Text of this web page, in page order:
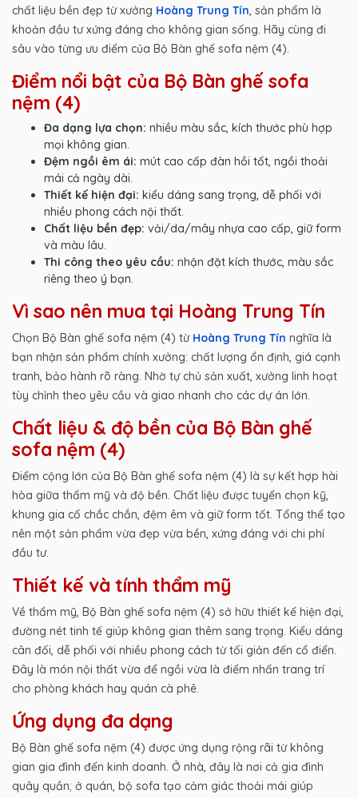
chất liệu bền đẹp từ xưởng Hoàng Trung Tín , sản phẩm là
khoản đầu tư xứng đáng cho không gian sống. Hãy cùng đi
sâu vào từng ưu điểm của Bộ Bàn ghế sofa nệm (4).
Điểm nổi bật của Bộ Bàn ghế sofa
nệm (4)
Đa dạng lựa chọn: nhiều màu sắc, kích thước phù hợp
mọi không gian.
Đệm ngồi êm ái: mút cao cấp đàn hồi tốt, ngồi thoải
mái cả ngày dài.
Thiết kế hiện đại: kiểu dáng sang trọng, dễ phối với
nhiều phong cách nội thất.
Chất liệu bền đẹp: vải/da/mây nhựa cao cấp, giữ form
và màu lâu.
Thi công theo yêu cầu: nhận đặt kích thước, màu sắc
riêng theo ý bạn.
Vì sao nên mua tại Hoàng Trung Tín
Chọn Bộ Bàn ghế sofa nệm (4) từ Hoàng Trung Tín nghĩa là
bạn nhận sản phẩm chính xưởng: chất lượng ổn định, giá cạnh
tranh, bảo hành rõ ràng. Nhờ tự chủ sản xuất, xưởng linh hoạt
tùy chỉnh theo yêu cầu và giao nhanh cho các dự án lớn.
Chất liệu & độ bền của Bộ Bàn ghế
sofa nệm (4)
Điểm cộng lớn của Bộ Bàn ghế sofa nệm (4) là sự kết hợp hài
hòa giữa thẩm mỹ và độ bền. Chất liệu được tuyển chọn kỹ,
khung gia cố chắc chắn, đệm êm và giữ form tốt. Tổng thể tạo
nên một sản phẩm vừa đẹp vừa bền, xứng đáng với chi phí
đầu tư.
Thiết kế và tính thẩm mỹ
Về thẩm mỹ, Bộ Bàn ghế sofa nệm (4) sở hữu thiết kế hiện đại,
đường nét tinh tế giúp không gian thêm sang trọng. Kiểu dáng
cân đối, dễ phối với nhiều phong cách từ tối giản đến cổ điển.
Đây là món nội thất vừa để ngồi vừa là điểm nhấn trang trí
cho phòng khách hay quán cà phê.
Ứng dụng đa dạng
Bộ Bàn ghế sofa nệm (4) được ứng dụng rộng rãi từ không
gian gia đình đến kinh doanh. Ở nhà, đây là nơi cả gia đình
quây quần; ở quán, bộ sofa tạo cảm giác thoải mái giúp